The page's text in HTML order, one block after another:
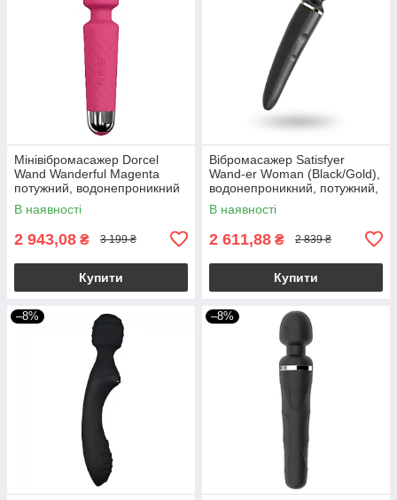
Мінівібромасажер Dorcel
Wand Wanderful Magenta
потужний, водонепроникний
В наявності
2 943,08 ₴ 3 199 ₴
Купити
Вібромасажер Satisfyer
Wand-er Woman (Black/Gold),
водонепроникний, потужний,
розмір XXL
В наявності
2 611,88 ₴ 2 839 ₴
Купити
–8% –8%